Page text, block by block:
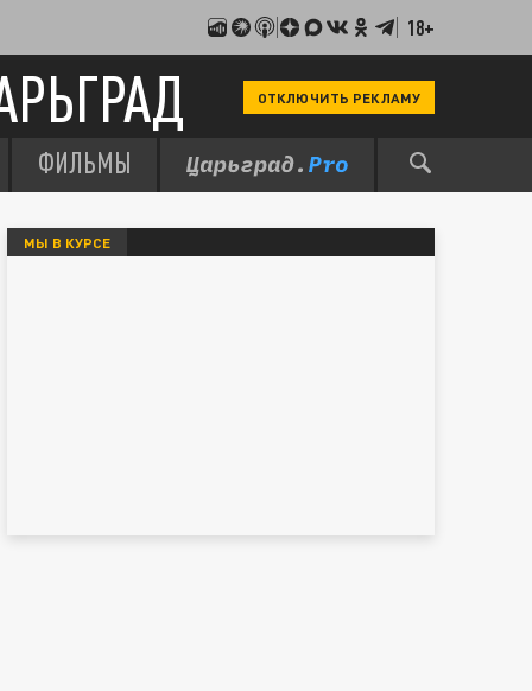
18+
ОТКЛЮЧИТЬ РЕКЛАМУ
ФИЛЬМЫ
МЫ В КУРСЕ